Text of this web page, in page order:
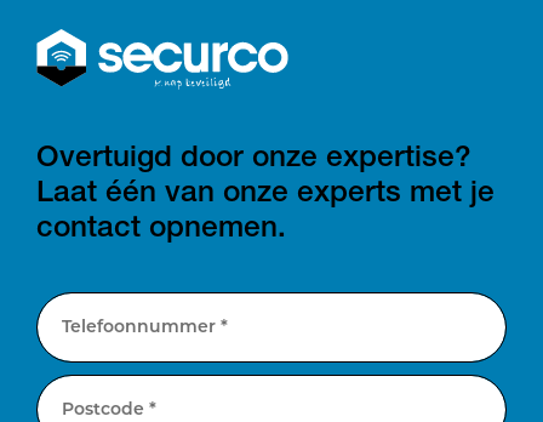
Overtuigd door onze expertise?
Laat één van onze experts met je
contact opnemen.
Telefoonnummer *
Postcode *